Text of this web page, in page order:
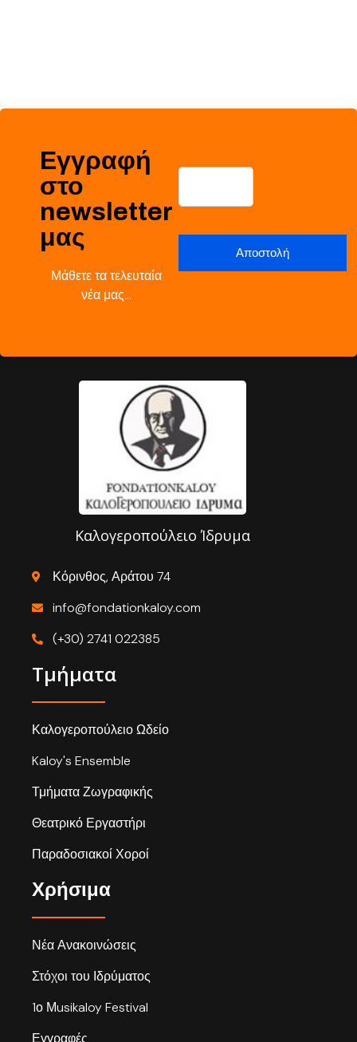
Εγγραφή
στο
newsletter
μας
Μάθετε τα τελευταία
νέα μας…
Καλογεροπούλειο Ίδρυμα
Κόρινθος, Αράτου 74
info@fondationkaloy.com
(+30) 2741 022385
Τμήματα
Καλογεροπούλειο Ωδείο
Kaloy's Ensemble
Τμήματα Ζωγραφικής
Θεατρικό Εργαστήρι
Παραδοσιακοί Χοροί
Χρήσιμα
Νέα Ανακοινώσεις
Στόχοι του Ιδρύματος
1ο Μusikaloy Festival
Εγγραφές